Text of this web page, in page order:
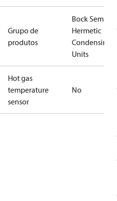
Grupo de
produtos
Bock Semi-
Hermetic
Condensing
Units
Hot gas
temperature
sensor
No